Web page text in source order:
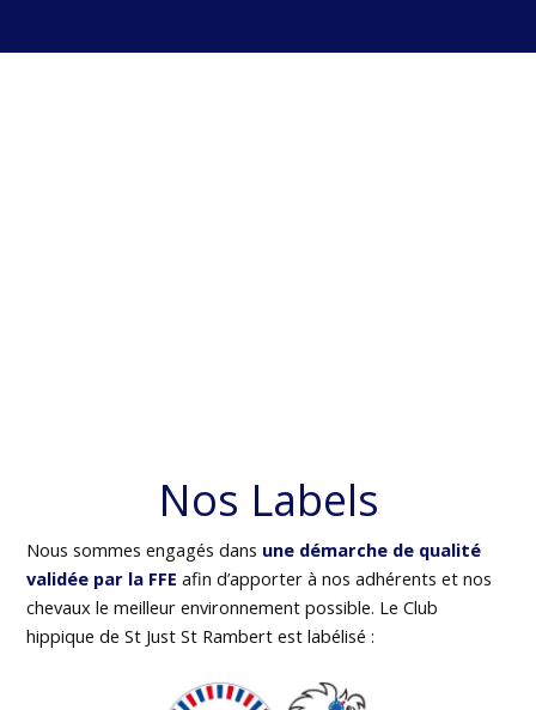
Nos Labels
Nous sommes engagés dans une démarche de qualité
validée par la FFE afin d’apporter à nos adhérents et nos
chevaux le meilleur environnement possible. Le Club
hippique de St Just St Rambert est labélisé :